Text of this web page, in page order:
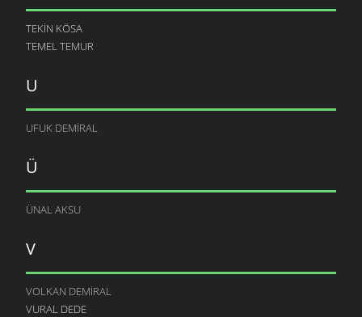
TEKIN KÖSA
TEMEL TEMUR
U
UFUK DEMIRAL
Ü
ÜNAL AKSU
V
VOLKAN DEMIRAL
VURAL DEDE